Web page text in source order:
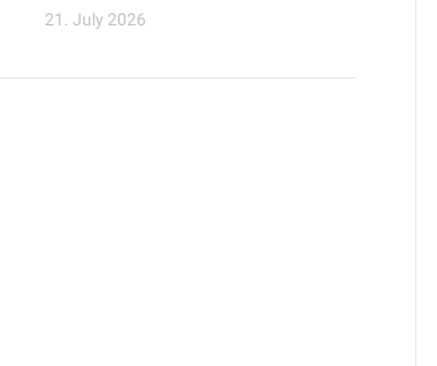
21. July 2026